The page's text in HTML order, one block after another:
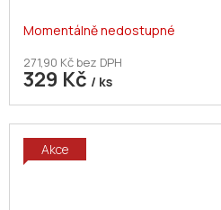
Momentálně nedostupné
271,90 Kč bez DPH
329 Kč / ks
Akce